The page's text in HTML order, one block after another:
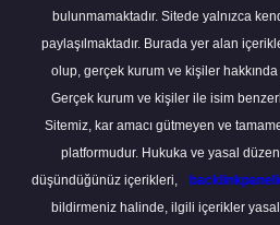
bulunmamaktadır. Sitede yalnızca
paylaşılmaktadır. Burada yer alan
olup, gerçek kurum ve kişiler hakkında
Gerçek kurum ve kişiler ile isim
Sitemiz, kar amacı gütmeyen ve
platformudur. Hukuka ve yasal
düşündüğünüz içerikleri,
bildirmeniz halinde, ilgili içerikler